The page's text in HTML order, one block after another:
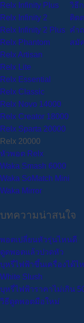
Relx Infinity Plus
Relx Infinity 2
Relx Infinity 2 Plus
Relx Phantom
Relx Artisan
Relx Lite
Relx Essential
Relx Classic
Relx Novo 14000
Relx Creator 18000
Relx Sparta 20000
Relx 20000
หัวพอต Relx
Waka Smash 6000
Waka SoMatch Mini
Waka Mirror
วิธี
ติด
คำ
สมั
บทความน่าสนใจ
พอตเปลี่ยนหัวรุ่นไหนดี
ดูดพอตแล้วปวดหัว
บุหรี่ไฟฟ้าขึ้นเครื่องได้ไ
White Slush
บุหรี่ไฟฟ้าราคาไม่เกิน
วิธีดูดพอตมือใหม่